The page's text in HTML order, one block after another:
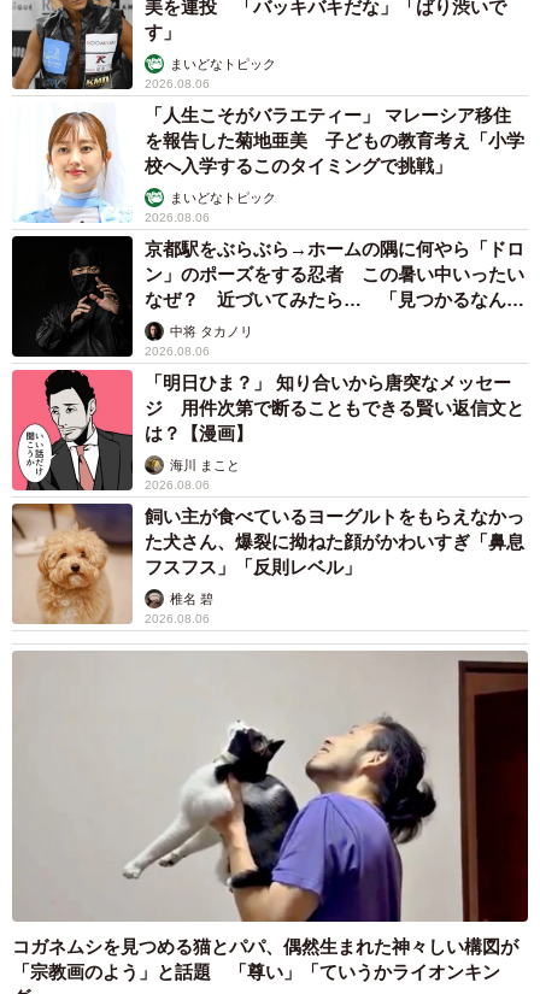
コガネムシを見つめる猫とパパ、偶然生まれた神々しい構図が
「宗教画のよう」と話題 「尊い」「ていうかライオンキン
グ」
梨木 香奈
2026.08.06
髪をバッサリと切った飼い主が帰宅すると→愛
犬たちの反応に「ワンコ様でも戸惑うのね
（笑）」「困り顔がかわいい」
ANNA
2026.08.06
「誰かみたいにならなきゃ」 他人を正解にし
て生きてきた母親 自己主張が苦手な娘に教わ
った大切なこと【漫画】
海川 まこと
2026.08.06
「かわいいストーカーに追われています」甘え
ん坊な元保護猫 最後は飼い主にダイブする姿
に「間違いなく犬」「完全に親子」と反響
梨木 香奈
2026.08.06
がんと片目の失明、3時間おきの壮絶な介護を
乗り越えた猫 「叶わないかもしれない」と覚
「カニにアジをあげると青くなる」ほんと
に！？ 「自然の染色技術が凄い」と話題に
その理由とは…？
竹中 友一（RinToris）
誰も求めていない職場の「謎マナー」、「過剰
な挨拶」や「お土産配り」を抑えた1位は？
やめられない理由は「周りの目」